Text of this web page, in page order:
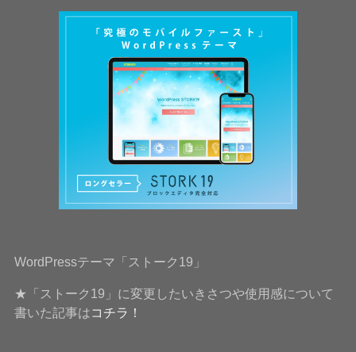
WordPressテーマ「ストーク19」
★「ストーク19」に変更したいきさつや使用感について
書いた記事はコチラ！